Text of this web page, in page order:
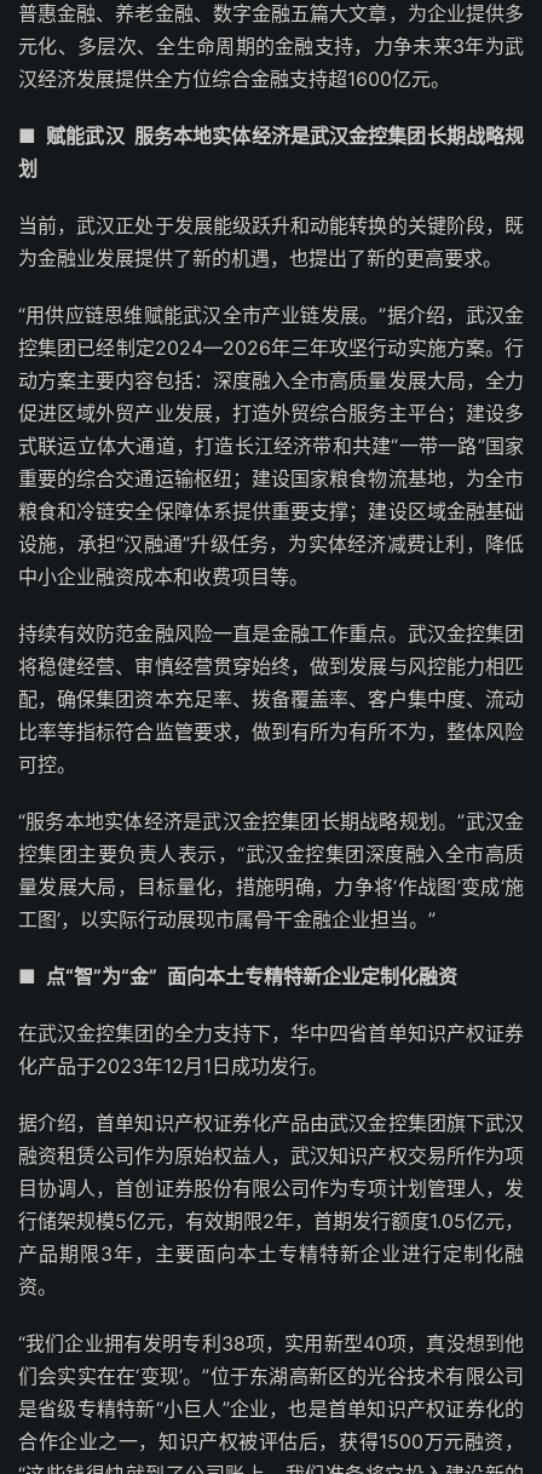
普惠金融、养老金融、数字金融五篇大文章，为企业提供多
元化、多层次、全生命周期的金融支持，力争未来3年为武
汉经济发展提供全方位综合金融支持超1600亿元。
■ 赋能武汉 服务本地实体经济是武汉金控集团长期战略规
划
当前，武汉正处于发展能级跃升和动能转换的关键阶段，既
为金融业发展提供了新的机遇，也提出了新的更高要求。
“用供应链思维赋能武汉全市产业链发展。”据介绍，武汉金
控集团已经制定2024—2026年三年攻坚行动实施方案。行
动方案主要内容包括：深度融入全市高质量发展大局，全力
促进区域外贸产业发展，打造外贸综合服务主平台；建设多
式联运立体大通道，打造长江经济带和共建“一带一路”国家
重要的综合交通运输枢纽；建设国家粮食物流基地，为全市
粮食和冷链安全保障体系提供重要支撑；建设区域金融基础
设施，承担“汉融通”升级任务，为实体经济减费让利，降低
中小企业融资成本和收费项目等。
持续有效防范金融风险一直是金融工作重点。武汉金控集团
将稳健经营、审慎经营贯穿始终，做到发展与风控能力相匹
配，确保集团资本充足率、拨备覆盖率、客户集中度、流动
比率等指标符合监管要求，做到有所为有所不为，整体风险
可控。
“服务本地实体经济是武汉金控集团长期战略规划。”武汉金
控集团主要负责人表示，“武汉金控集团深度融入全市高质
量发展大局，目标量化，措施明确，力争将‘作战图’变成‘施
工图’，以实际行动展现市属骨干金融企业担当。”
■ 点“智”为“金” 面向本土专精特新企业定制化融资
在武汉金控集团的全力支持下，华中四省首单知识产权证券
化产品于2023年12月1日成功发行。
据介绍，首单知识产权证券化产品由武汉金控集团旗下武汉
融资租赁公司作为原始权益人，武汉知识产权交易所作为项
目协调人，首创证券股份有限公司作为专项计划管理人，发
行储架规模5亿元，有效期限2年，首期发行额度1.05亿元，
产品期限3年，主要面向本土专精特新企业进行定制化融
资。
“我们企业拥有发明专利38项，实用新型40项，真没想到他
们会实实在在‘变现’。”位于东湖高新区的光谷技术有限公司
是省级专精特新“小巨人”企业，也是首单知识产权证券化的
合作企业之一，知识产权被评估后，获得1500万元融资，